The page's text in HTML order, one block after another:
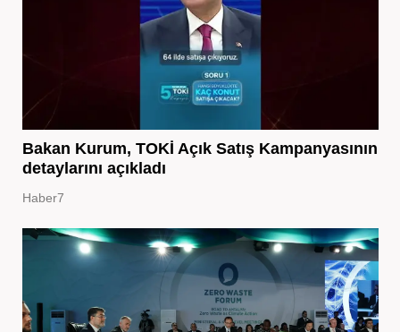
Bakan Kurum, TOKİ Açık Satış Kampanyasının
detaylarını açıkladı
Haber7